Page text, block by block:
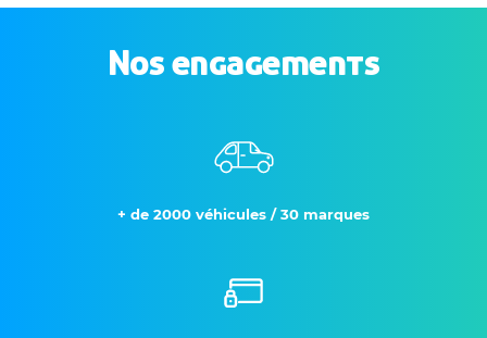
Nos engagements
+ de 2000 véhicules / 30 marques